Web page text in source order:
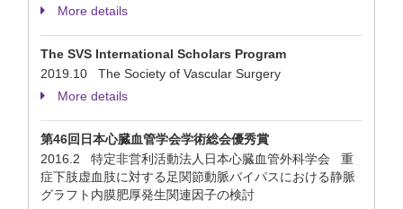
More details
The SVS International Scholars Program
2019.10 The Society of Vascular Surgery
More details
第46回日本心臓血管学会学術総会優秀賞
2016.2 特定非営利活動法人日本心臓血管外科学会 重
症下肢虚血肢に対する足関節動脈バイパスにおける静脈
グラフト内膜肥厚発生関連因子の検討